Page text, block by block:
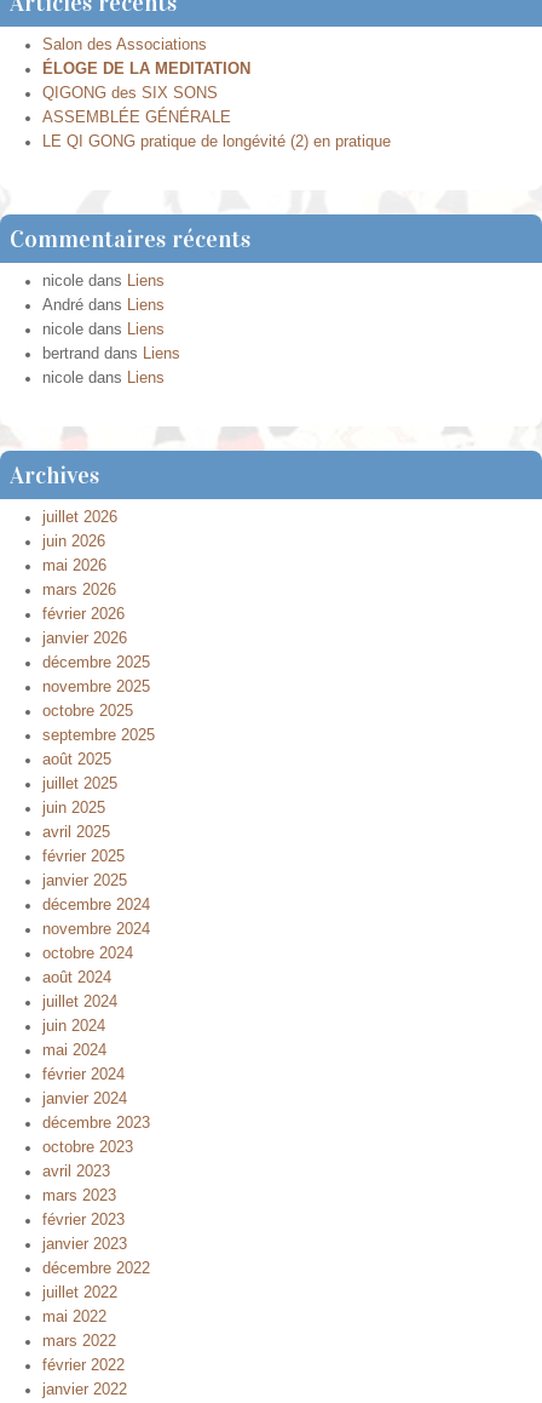
Salon des Associations
ÉLOGE DE LA MEDITATION
QIGONG des SIX SONS
ASSEMBLÉE GÉNÉRALE
LE QI GONG pratique de longévité (2) en pratique
Commentaires récents
nicole dans Liens
André dans Liens
nicole dans Liens
bertrand dans Liens
nicole dans Liens
Archives
juillet 2026
juin 2026
mai 2026
mars 2026
février 2026
janvier 2026
décembre 2025
novembre 2025
octobre 2025
septembre 2025
août 2025
juillet 2025
juin 2025
avril 2025
février 2025
janvier 2025
décembre 2024
novembre 2024
octobre 2024
août 2024
juillet 2024
juin 2024
mai 2024
février 2024
janvier 2024
décembre 2023
octobre 2023
avril 2023
mars 2023
février 2023
janvier 2023
décembre 2022
juillet 2022
mai 2022
mars 2022
février 2022
janvier 2022